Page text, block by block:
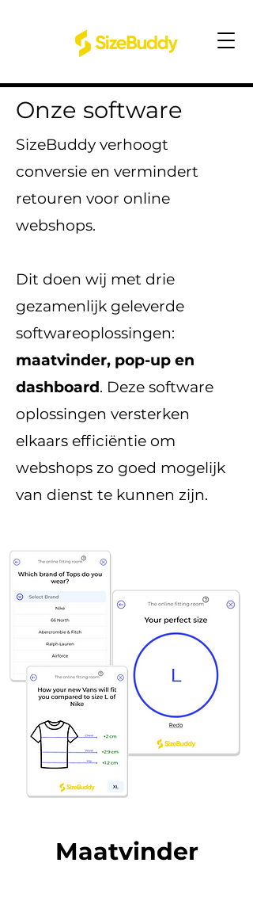
Onze software
SizeBuddy verhoogt
conversie en vermindert
retouren voor online
webshops.
Dit doen wij met drie
gezamenlijk geleverde
softwareoplossingen:
maatvinder, pop-up en
dashboard. Deze software
oplossingen versterken
elkaars efficiëntie om
webshops zo goed mogelijk
van dienst te kunnen zijn.
Maatvinder